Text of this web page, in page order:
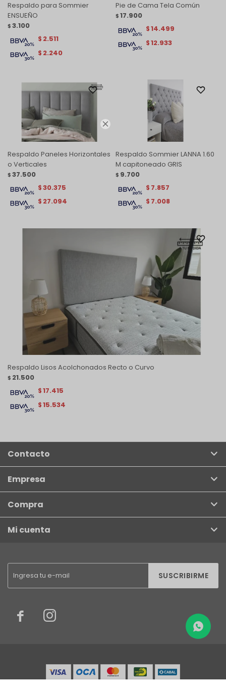

Respaldo para Sommier
ENSUEÑO
$ 3.100
$ 2.240
$ 2.511
Pie de Cama Tela Común
$ 17.900
$12.933
$14.499
Respaldo Paneles Horizontales
o Verticales
$ 37.500
$ 27.094
$30.375
Respaldo Sommier LANNA 1.60
M capitoneado GRIS
$ 9.700
$ 7.008
$ 7.857
Respaldo Lisos Acolchonados Recto o Curvo
$ 21.500
$15.534
$17.415
SUSCRIBIRME
 
Contacto
Empresa
Compra
Mi cuenta